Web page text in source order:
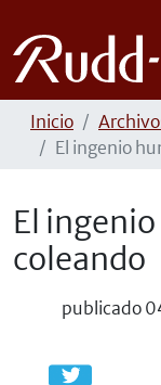
Inicio
El ingenio
El
coleando
publicado